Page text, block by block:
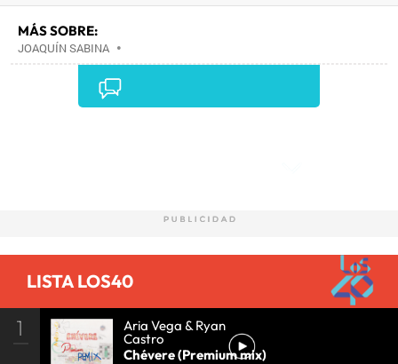
MÁS SOBRE:
JOAQUÍN SABINA •
LISTA LOS40
1 Aria Vega & Ryan
Castro
Chévere (Premium mix)